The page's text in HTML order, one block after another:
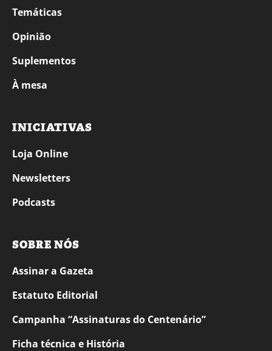
Temáticas
Opinião
Suplementos
À mesa
INICIATIVAS
Loja Online
Newsletters
Podcasts
SOBRE NÓS
Assinar a Gazeta
Estatuto Editorial
Campanha “Assinaturas do Centenário”
Ficha técnica e História